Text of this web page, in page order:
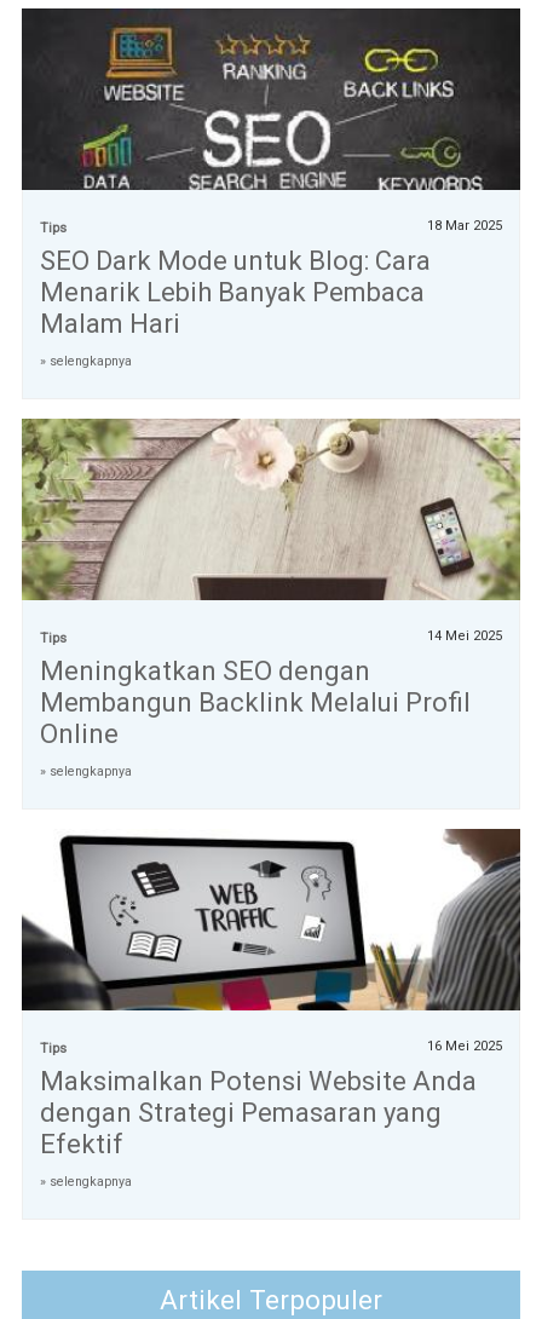
Tips 18 Mar 2025
SEO Dark Mode untuk Blog: Cara
Menarik Lebih Banyak Pembaca
Malam Hari
» selengkapnya
Tips 14 Mei 2025
Meningkatkan SEO dengan
Membangun Backlink Melalui Profil
Online
» selengkapnya
Tips 16 Mei 2025
Maksimalkan Potensi Website Anda
dengan Strategi Pemasaran yang
Efektif
» selengkapnya
Artikel Terpopuler